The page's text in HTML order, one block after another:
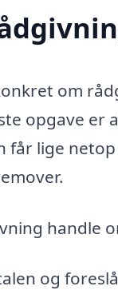
om
opgave er
lige
handle
og